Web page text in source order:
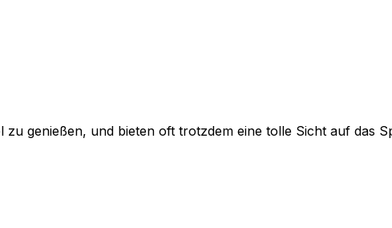
zu genießen, und bieten oft trotzdem eine tolle Sicht auf das